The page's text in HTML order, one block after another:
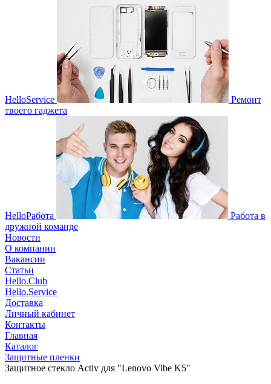
HelloService
Ремонт
твоего гаджета
HelloРабота
Работа в
дружной команде
Новости
О компании
Вакансии
Статьи
Hello.Club
Hello.Service
Доставка
Личный кабинет
Контакты
Главная
Каталог
Защитные пленки
Защитное стекло Activ для "Lenovo Vibe K5"